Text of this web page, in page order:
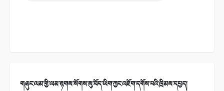
གཞུང་ལམ་གྱི་ལམ་རྟགས་སོགས་སུ་བོད་ཡིག་ཀྱང་འཇོག་དགོས་པའི་ཁྲིམས་དཔྱད།